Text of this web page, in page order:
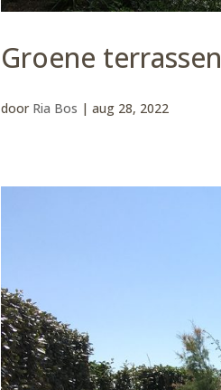
Groene
door Ria Bos |aug 28, 2022